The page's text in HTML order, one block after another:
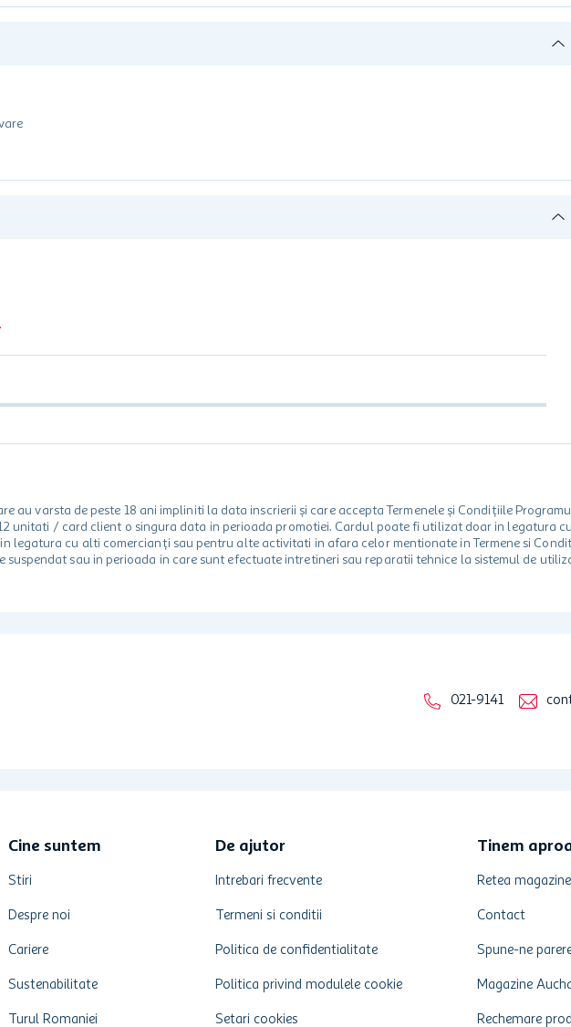
au varsta de peste 18 ani impliniti la data inscrierii și care accepta Termenele și Condițiile
unitati / card client o singura data in perioada promotiei. Cardul poate fi utilizat doar in legatura
legatura cu alti comercianți sau pentru alte activitati in afara celor mentionate in Termene si
sau in perioada in care sunt efectuate intretineri sau reparatii tehnice la sistemul de
021-9141
Cine suntem
Stiri
Despre noi
Cariere
Sustenabilitate
Turul Romaniei
De ajutor
Intrebari frecvente
Termeni si conditii
Politica de confidentialitate
Politica privind modulele cookie
Setari cookies
Tinem
Retea magazine
Contact
Spune-ne
Magazine
Rechemare